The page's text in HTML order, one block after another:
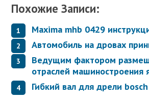
Похожие Записи:
Maxima mhb 0429
Автомобиль на дровах
Ведущим фактором
отраслей машиностроения
Гибкий вал для дрели bosch